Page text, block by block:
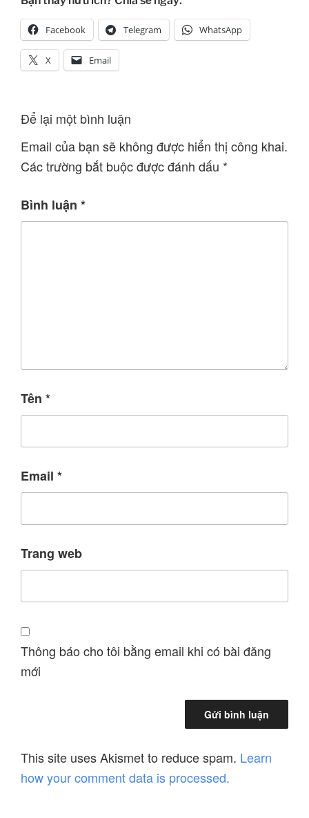
Facebook Telegram WhatsApp
X Email
Để lại một bình luận
Email của bạn sẽ không được hiển thị công khai.
Các trường bắt buộc được đánh dấu *
Bình luận *
Tên *
Email *
Trang web
Thông báo cho tôi bằng email khi có bài đăng
mới
This site uses Akismet to reduce spam. Learn
how your comment data is processed.